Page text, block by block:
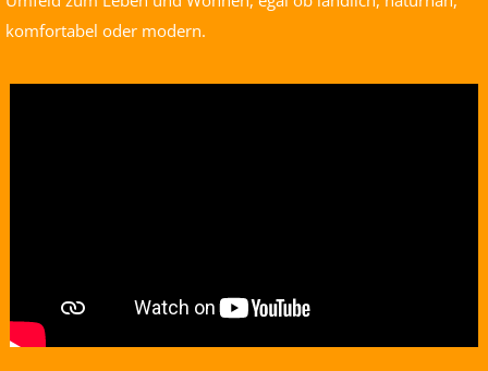
komfortabel oder modern.